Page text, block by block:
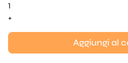
Tuille
realistico
Mold
+
Aggiungi al